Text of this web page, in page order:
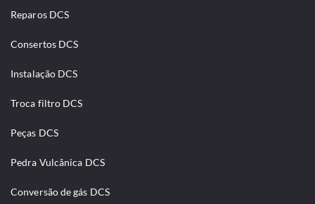
Reparos DCS
Consertos DCS
Instalação DCS
Troca filtro DCS
Peças DCS
Pedra Vulcânica DCS
Conversão de gás DCS